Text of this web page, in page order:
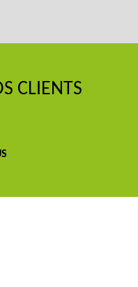
CLIENTS